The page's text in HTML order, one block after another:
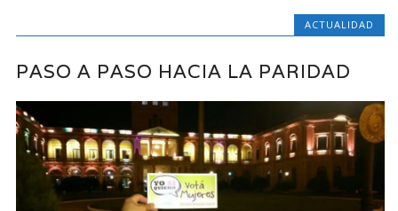
ACTUALIDAD
PASO A PASO HACIA LA PARIDAD